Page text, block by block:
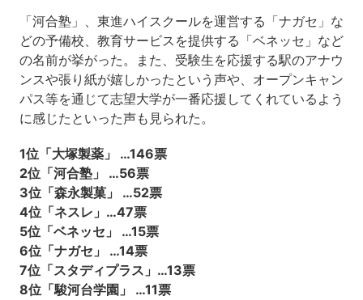
「河合塾」、東進ハイスクールを運営する「ナガセ」な
どの予備校、教育サービスを提供する「ベネッセ」など
の名前が挙がった。また、受験生を応援する駅のアナウ
ンスや張り紙が嬉しかったという声や、オープンキャン
パス等を通じて志望大学が一番応援してくれているよう
に感じたといった声も見られた。
1位「大塚製薬」 …146票
2位「河合塾」 …56票
3位「森永製菓」 …52票
4位「ネスレ」…47票
5位「ベネッセ」 …15票
6位「ナガセ」 …14票
7位「スタディプラス」…13票
8位「駿河台学園」 …11票